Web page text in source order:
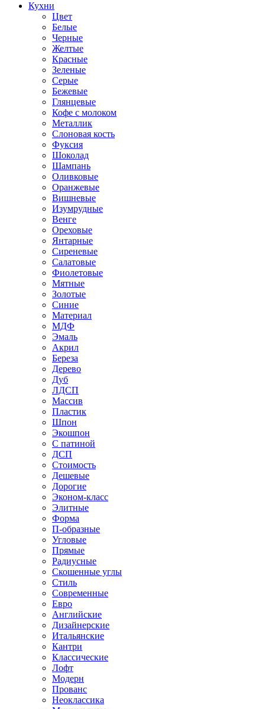
Кухни
Цвет
Белые
Черные
Желтые
Красные
Зеленые
Серые
Бежевые
Глянцевые
Кофе с молоком
Металлик
Слоновая кость
Фуксия
Шоколад
Шампань
Оливковые
Оранжевые
Вишневые
Изумрудные
Венге
Ореховые
Янтарные
Сиреневые
Салатовые
Фиолетовые
Мятные
Золотые
Синие
Материал
МДФ
Эмаль
Акрил
Береза
Дерево
Дуб
ЛДСП
Массив
Пластик
Шпон
Экошпон
С патиной
ДСП
Стоимость
Дешевые
Дорогие
Эконом-класс
Элитные
Форма
П-образные
Угловые
Прямые
Радиусные
Скошенные углы
Стиль
Современные
Евро
Английские
Дизайнерские
Итальянские
Кантри
Классические
Лофт
Модерн
Прованс
Неоклассика